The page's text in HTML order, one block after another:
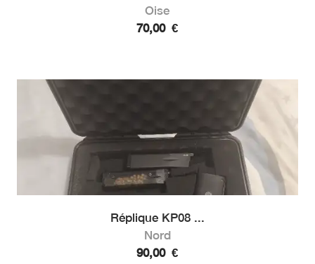
Oise
70,00 €
Réplique KP08 ...
Nord
90,00 €